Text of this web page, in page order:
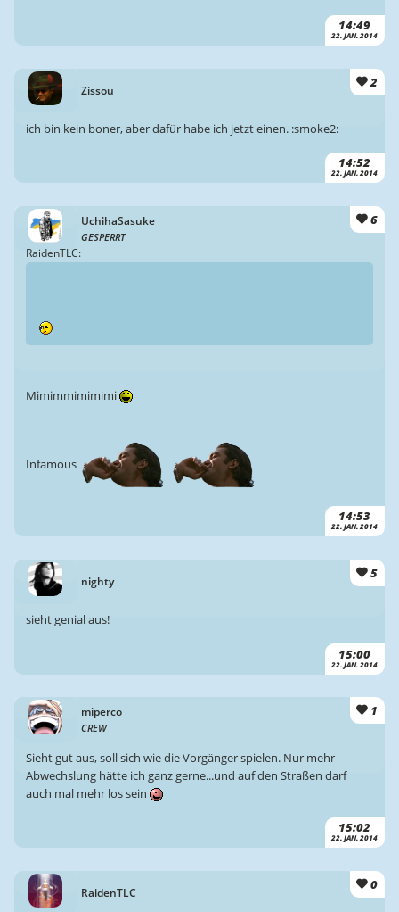
14:49
22. JAN. 2014
Zissou
2
14:52
22. JAN. 2014
ich bin kein boner, aber dafür habe ich jetzt einen. :smoke2:
UchihaSasuke
GESPERRT
6
14:53
22. JAN. 2014
RaidenTLC:
Mimimmimimimi
Infamous
nighty
5
15:00
22. JAN. 2014
sieht genial aus!
miperco
CREW
1
15:02
22. JAN. 2014
Sieht gut aus, soll sich wie die Vorgänger spielen. Nur mehr
Abwechslung hätte ich ganz gerne...und auf den Straßen darf
auch mal mehr los sein
RaidenTLC
0